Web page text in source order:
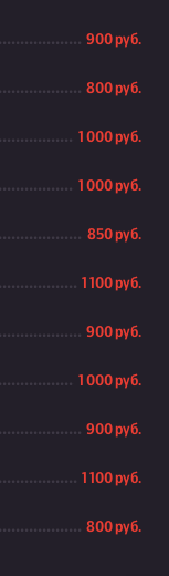
900 руб.
800 руб.
1 000 руб.
1 000 руб.
850 руб.
1 100 руб.
900 руб.
1 000 руб.
900 руб.
1 100 руб.
800 руб.